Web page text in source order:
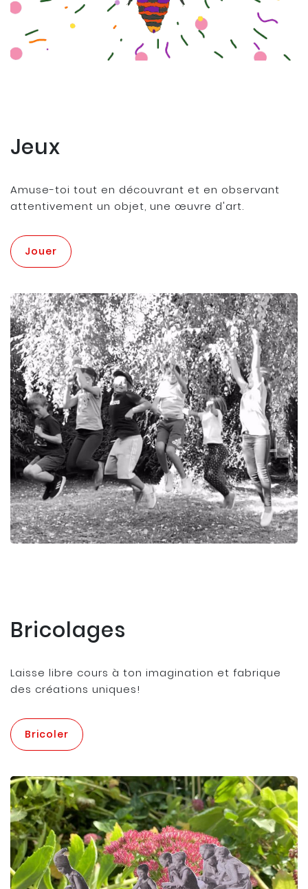
Jeux
Amuse-toi tout en découvrant et en observant
attentivement un objet, une œuvre d'art.
Jouer
Bricolages
Laisse libre cours à ton imagination et fabrique
des créations uniques!
Bricoler